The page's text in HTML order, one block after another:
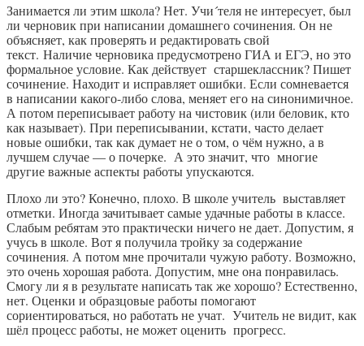
Занимается ли этим школа? Нет. Учи´теля не интересует, был
ли черновик при написании домашнего сочинения. Он не
объясняет, как проверять и редактировать свой
текст. Наличие черновика предусмотрено ГИА и ЕГЭ, но это
формальное условие. Как действует старшеклассник? Пишет
сочинение. Находит и исправляет ошибки. Если сомневается
в написании какого-либо слова, меняет его на синонимичное.
А потом переписывает работу на чистовик (или беловик, кто
как называет). При переписывании, кстати, часто делает
новые ошибки, так как думает не о том, о чём нужно, а в
лучшем случае — о почерке. А это значит, что многие
другие важные аспекты работы упускаются.
Плохо ли это? Конечно, плохо. В школе учитель выставляет
отметки. Иногда зачитывает самые удачные работы в классе.
Слабым ребятам это практически ничего не дает. Допустим, я
учусь в школе. Вот я получила тройку за содержание
сочинения. А потом мне прочитали чужую работу. Возможно,
это очень хорошая работа. Допустим, мне она понравилась.
Смогу ли я в результате написать так же хорошо? Естественно,
нет. Оценки и образцовые работы помогают
сориентироваться, но работать не учат. Учитель не видит, как
шёл процесс работы, не может оценить прогресс.